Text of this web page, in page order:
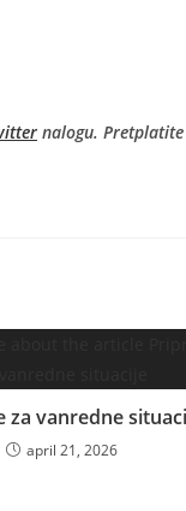
nalogu. Pretplatite
za vanredne
april 21, 2026